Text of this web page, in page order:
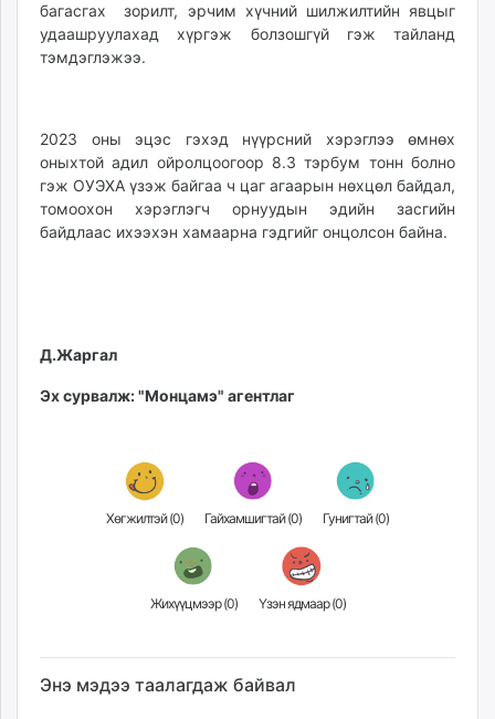
багасгах зорилт, эрчим хүчний шилжилтийн явцыг
удаашруулахад хүргэж болзошгүй гэж тайланд
тэмдэглэжээ.
2023 оны эцэс гэхэд нүүрсний хэрэглээ өмнөх
оныхтой адил ойролцоогоор 8.3 тэрбум тонн болно
гэж ОУЭХА үзэж байгаа ч цаг агаарын нөхцөл байдал,
томоохон хэрэглэгч орнуудын эдийн засгийн
байдлаас ихээхэн хамаарна гэдгийг онцолсон байна.
Д.Жаргал
Эх сурвалж: "Монцамэ" агентлаг
Хөгжилтэй (0) Гайхамшигтай (0) Гунигтай (0)
Жихүүцмээр (0) Үзэн ядмаар (0)
Энэ мэдээ таалагдаж байвал